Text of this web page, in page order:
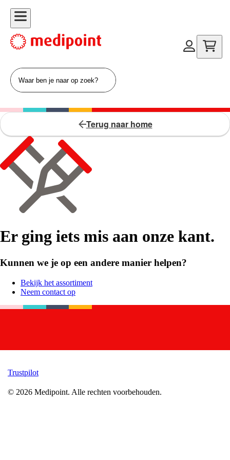
Terug naar home
Er ging iets mis aan onze kant.
Kunnen we je op een andere manier helpen?
Bekijk het assortiment
Neem contact op
Trustpilot
© 2026 Medipoint. Alle rechten voorbehouden.